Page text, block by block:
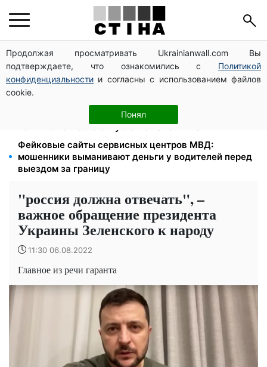
Продолжая просматривать Ukrainianwall.com Вы
подтверждаете, что ознакомились с Политикой
конфиденциальности и согласны с использованием файлов
cookie.
Понял
Тарифы Киевстар и Vodafone подешевели до 50%:
сколько стоит связь в августе
До 19 400 грн на дрова: ПФУ принимает заявления
на субсидию для владельцев печного отопления
Бензин от 77,90 грн, дизель до 97,90: цены на
топливо на АЗС 8 августа не изменились
Фейковые сайты сервисных центров МВД:
мошенники выманивают деньги у водителей перед
выездом за границу
"россия должна отвечать", –
важное обращение президента
Украины Зеленского к народу
11:30 06.08.2022
Главное из речи гаранта